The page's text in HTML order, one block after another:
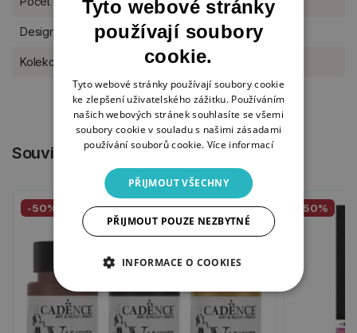
Designér Art By Marlene
Kolekce Studio Light Essentials
Související produkty
-50% -50%
Tyto webové stránky
používají soubory
cookie.
Tyto webové stránky používají soubory cookie
ke zlepšení uživatelského zážitku. Používáním
našich webových stránek souhlasíte se všemi
soubory cookie v souladu s našimi zásadami
používání souborů cookie. Více informací
PŘIJMOUT VŠECHNY
PŘIJMOUT POUZE NEZBYTNÉ
INFORMACE O COOKIES